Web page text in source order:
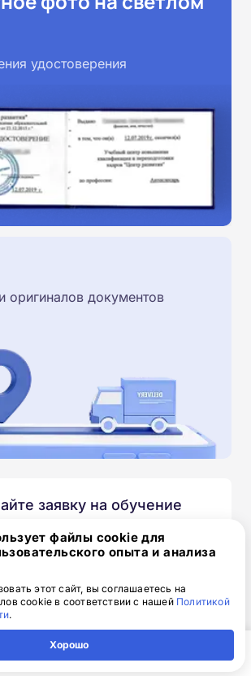
удостоверения
оригиналов документов
заявку на обучение
заполните и отправьте по
контактный номер телефон.
свяжется с вами и утонит все
файлы cookie для
опыта и анализа
этот сайт, вы соглашаетесь на
cookie в соответствии с нашей Политикой
.
Хорошо